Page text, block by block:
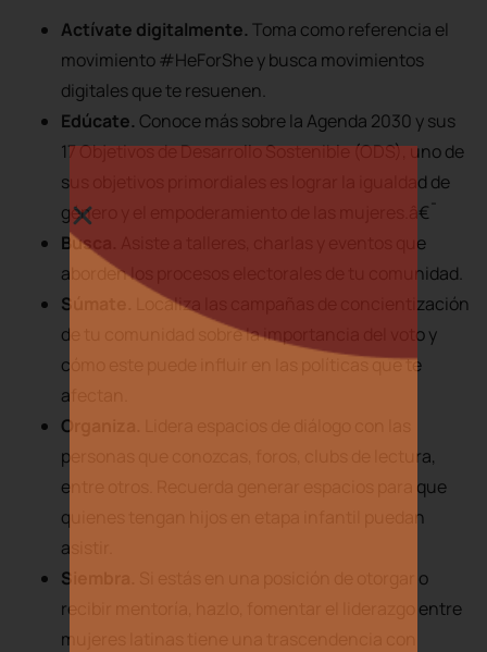
Actívate digitalmente. Toma como referencia el
movimiento #HeForShe y busca movimientos
digitales que te resuenen.
Edúcate. Conoce más sobre la Agenda 2030 y sus
17 Objetivos de Desarrollo Sostenible (ODS), uno de
sus objetivos primordiales es lograr la igualdad de
género y el empoderamiento de las mujeres.â€¯
Busca.
Asiste a talleres, charlas y eventos que
aborden los procesos electorales de tu comunidad.
Súmate.
Localiza las campañas de concientización
de tu comunidad sobre la importancia del voto y
cómo este puede influir en las políticas que te
afectan.
Organiza.
personas que conozcas, foros, clubs de lectura,
entre otros. Recuerda generar espacios para que
quienes tengan hijos en etapa infantil puedan
asistir.
Siembra.
Si estás en una posición de otorgar o
recibir mentoría, hazlo, fomentar el liderazgo entre
mujeres latinas tiene una trascendencia con